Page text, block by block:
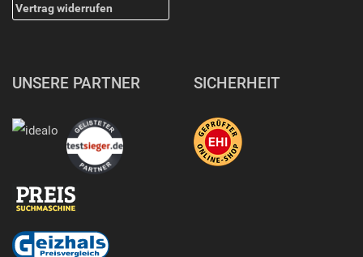
Vertrag widerrufen
UNSERE PARTNER SICHERHEIT